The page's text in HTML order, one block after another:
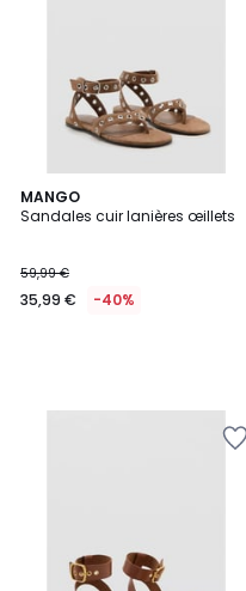
MANGO
Sandales cuir lanières œillets
59,99 €
35,99 € -40%